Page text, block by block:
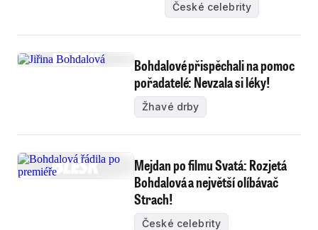
České celebrity
Bohdalové přispěchali na pomoc
pořadatelé: Nevzala si léky!
Žhavé drby
Mejdan po filmu Svatá: Rozjetá
Bohdalová a největší olíbávač
Strach!
České celebrity